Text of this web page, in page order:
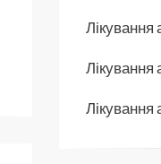
Лікування
Лікування
Лікування